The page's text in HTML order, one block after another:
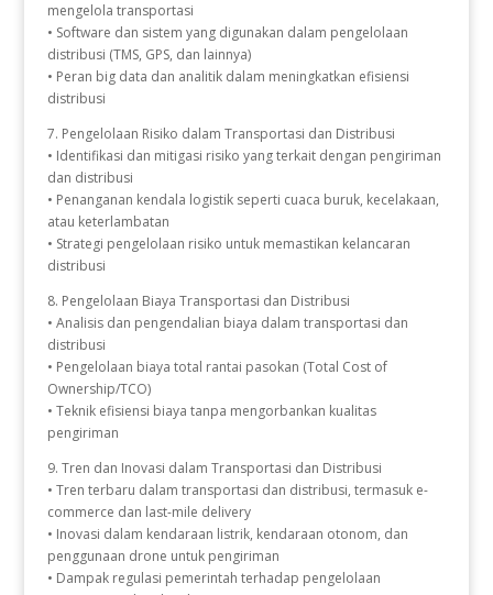
mengelola transportasi
• Software dan sistem yang digunakan dalam pengelolaan
distribusi (TMS, GPS, dan lainnya)
• Peran big data dan analitik dalam meningkatkan efisiensi
distribusi
7. Pengelolaan Risiko dalam Transportasi dan Distribusi
• Identifikasi dan mitigasi risiko yang terkait dengan pengiriman
dan distribusi
• Penanganan kendala logistik seperti cuaca buruk, kecelakaan,
atau keterlambatan
• Strategi pengelolaan risiko untuk memastikan kelancaran
distribusi
8. Pengelolaan Biaya Transportasi dan Distribusi
• Analisis dan pengendalian biaya dalam transportasi dan
distribusi
• Pengelolaan biaya total rantai pasokan (Total Cost of
Ownership/TCO)
• Teknik efisiensi biaya tanpa mengorbankan kualitas
pengiriman
9. Tren dan Inovasi dalam Transportasi dan Distribusi
• Tren terbaru dalam transportasi dan distribusi, termasuk e-
commerce dan last-mile delivery
• Inovasi dalam kendaraan listrik, kendaraan otonom, dan
penggunaan drone untuk pengiriman
• Dampak regulasi pemerintah terhadap pengelolaan